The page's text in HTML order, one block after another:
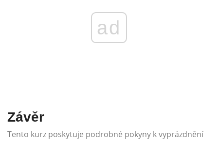
ad
Závěr
Tento kurz poskytuje podrobné pokyny k vyprázdnění